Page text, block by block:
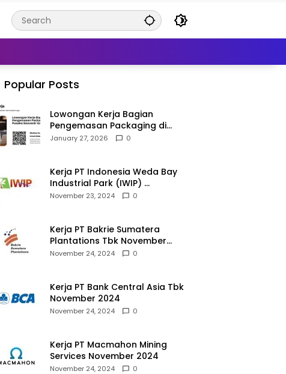
Popular Posts
Lowongan Kerja Bagian
Pengemasan Packaging di
Pusaka Souvenir Gallery
January 27, 2026 0
Kerja PT Indonesia Weda Bay
Industrial Park (IWIP)
November 2024
November 23, 2024 0
Kerja PT Bakrie Sumatera
Plantations Tbk November
2024
November 24, 2024 0
Kerja PT Bank Central Asia Tbk
November 2024
November 24, 2024 0
Kerja PT Macmahon Mining
Services November 2024
November 24, 2024 0